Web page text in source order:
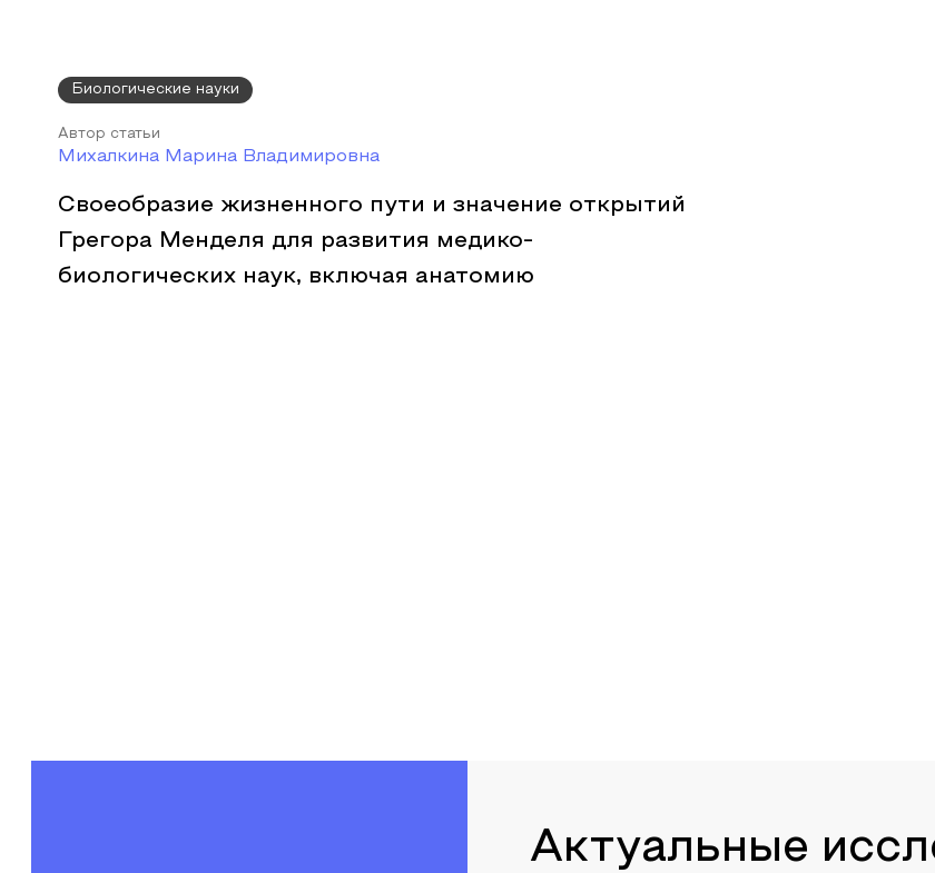
Биологические науки
Автор статьи
Михалкина Марина Владимировна
Своеобразие жизненного пути и значение открытий
Грегора Менделя для развития медико-
биологических наук, включая анатомию
Актуальные